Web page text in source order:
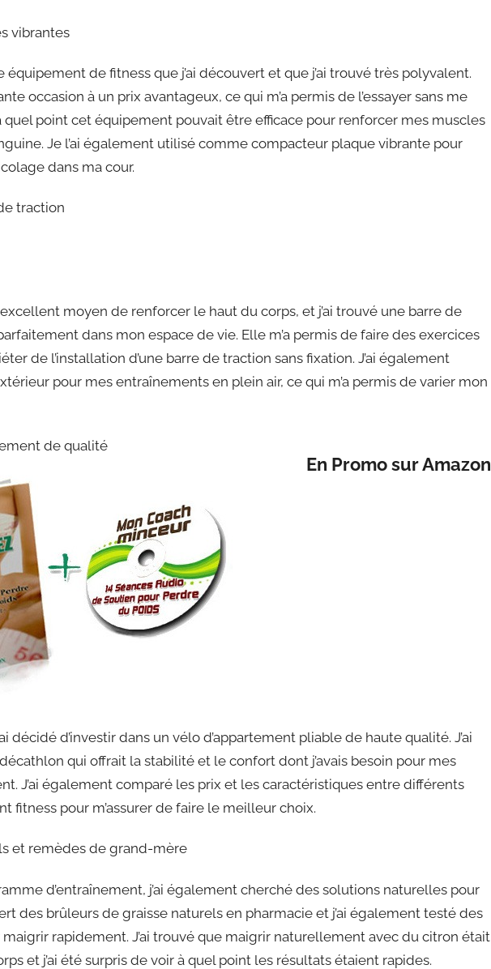
vibrantes
de fitness que j’ai découvert et que j’ai trouvé très polyvalent.
occasion à un prix avantageux, ce qui m’a permis de l’essayer sans me
quel point cet équipement pouvait être efficace pour renforcer mes muscles
Je l’ai également utilisé comme compacteur plaque vibrante pour
dans ma cour.
traction
moyen de renforcer le haut du corps, et j’ai trouvé une barre de
dans mon espace de vie. Elle m’a permis de faire des exercices
de l’installation d’une barre de traction sans fixation. J’ai également
pour mes entraînements en plein air, ce qui m’a permis de varier mon
En Promo sur Amazon
de qualité
décidé d’investir dans un vélo d’appartement pliable de haute qualité. J’ai
qui offrait la stabilité et le confort dont j’avais besoin pour mes
J’ai également comparé les prix et les caractéristiques entre différents
fitness pour m’assurer de faire le meilleur choix.
et remèdes de grand-mère
d’entraînement, j’ai également cherché des solutions naturelles pour
des brûleurs de graisse naturels en pharmacie et j’ai également testé des
rapidement. J’ai trouvé que maigrir naturellement avec du citron était
et j’ai été surpris de voir à quel point les résultats étaient rapides.